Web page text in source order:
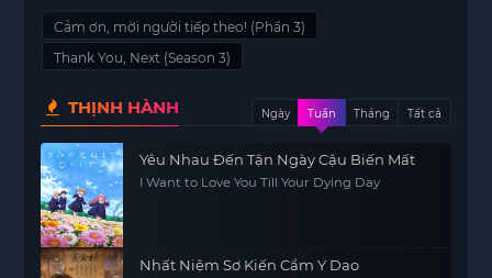
the Undersea Devil
Cảm ơn, mời người tiếp theo! (Phần 3)
Thank You, Next (Season 3)
THỊNH HÀNH Ngày Tuần Tháng Tất cả
Yêu Nhau Đến Tận Ngày Cậu Biến Mất
I Want to Love You Till Your Dying Day
Nhất Niệm Sơ Kiến Cẩm Y Dao